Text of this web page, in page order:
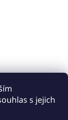
s jejich